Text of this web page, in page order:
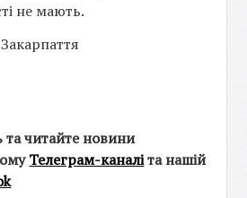
не мають.
та читайте новини
Телеграм-каналіта нашій